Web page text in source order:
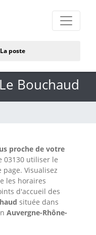
poste
Bouchaud
proche de votre
03130 utiliser le
Visualisez
les horaires
d'accueil des
située dans
Auvergne-Rhône-